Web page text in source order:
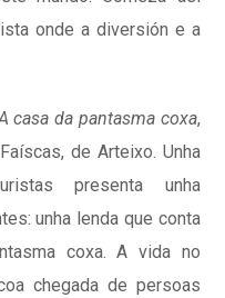
onde a diversión e a
casa da pantasma coxa,
de Arteixo. Unha
presenta unha
unha lenda que conta
coxa. A vida no
chegada de persoas